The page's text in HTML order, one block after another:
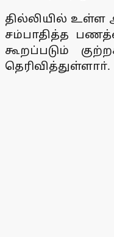
தில்லியில் உள்ள
சம்பாதித்த
கூறப்படும்
தெரிவித்துள்ளாா்.